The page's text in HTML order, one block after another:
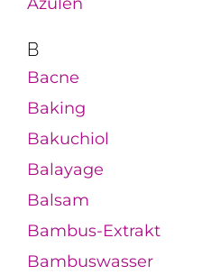
B
Bacne
Baking
Bakuchiol
Balayage
Balsam
Bambus-Extrakt
Bambuswasser